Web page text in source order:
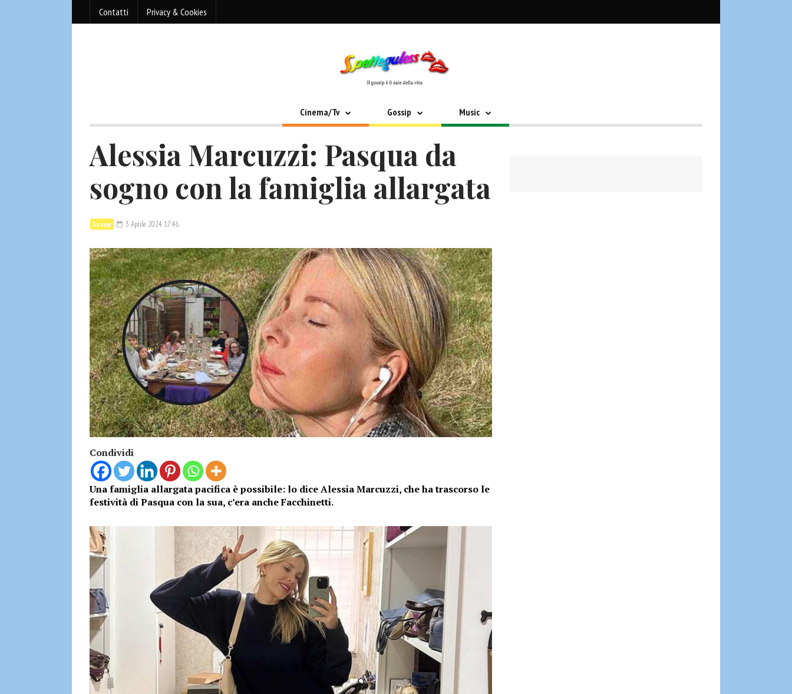
Contatti Privacy & Cookies
Cinema/Tv Gossip Music
Alessia Marcuzzi: Pasqua da
sogno con la famiglia allargata
Gossip 3 Aprile 2024 17:46
Condividi
Una famiglia allargata pacifica è possibile: lo dice Alessia Marcuzzi, che ha trascorso le
festività di Pasqua con la sua, c’era anche Facchinetti.